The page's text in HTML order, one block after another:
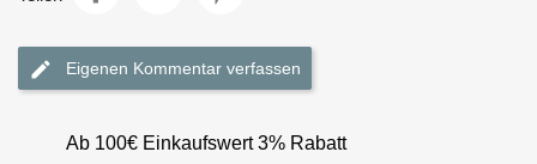
Eigenen Kommentar verfassen
Ab 100€ Einkaufswert 3% Rabatt